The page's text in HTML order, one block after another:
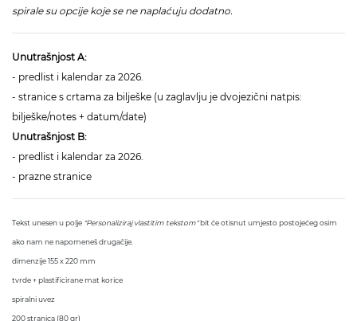
spirale su opcije koje se ne naplaćuju dodatno.
Unutrašnjost A:
- predlist i kalendar za 2026.
- stranice s crtama za bilješke (u zaglavlju je dvojezični natpis:
bilješke/notes + datum/date)
Unutrašnjost B:
- predlist i kalendar za 2026.
- prazne stranice
Tekst unesen u polje "Personaliziraj vlastitim tekstom"bit će otisnut umjesto postojećeg osim
ako nam ne napomeneš drugačije.
dimenzije 155 x 220 mm
tvrde + plastificirane mat korice
spiralni uvez
200 stranica (80 gr)